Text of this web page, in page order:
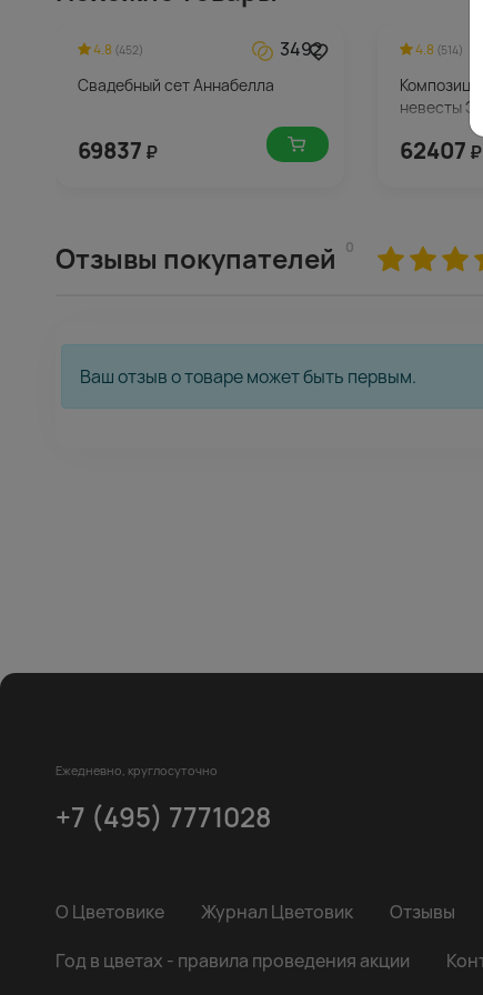
4.8 (452) 3492
Свадебный сет Аннабелла
69837 ₽
4.8 (514)
невесты
62407 ₽
Отзывы покупателей 0
Ваш отзыв о товаре может быть первым.
Ежедневно, круглосуточно
+7 (495) 7771028
О Цветовике Журнал Цветовик Отзывы
Год в цветах - правила проведения акции